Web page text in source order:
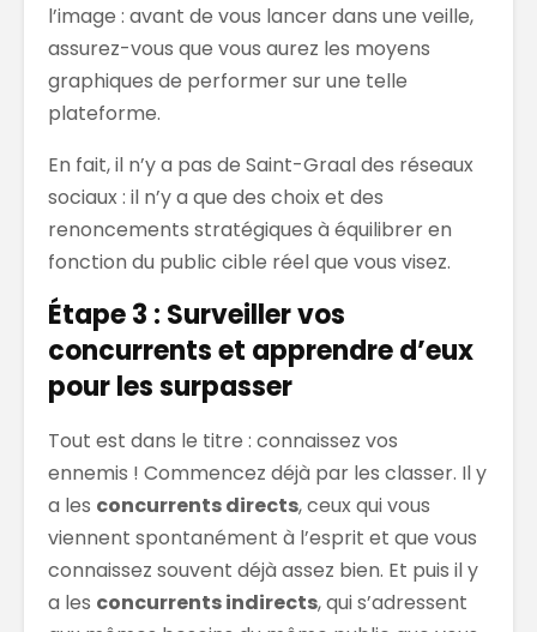
l’image : avant de vous lancer dans une veille,
assurez-vous que vous aurez les moyens
graphiques de performer sur une telle
plateforme.
En fait, il n’y a pas de Saint-Graal des réseaux
sociaux : il n’y a que des choix et des
renoncements stratégiques à équilibrer en
fonction du public cible réel que vous visez.
Étape 3 : Surveiller vos
concurrents et apprendre d’eux
pour les surpasser
Tout est dans le titre : connaissez vos
ennemis ! Commencez déjà par les classer. Il y
a les concurrents directs, ceux qui vous
viennent spontanément à l’esprit et que vous
connaissez souvent déjà assez bien. Et puis il y
a les concurrents indirects, qui s’adressent